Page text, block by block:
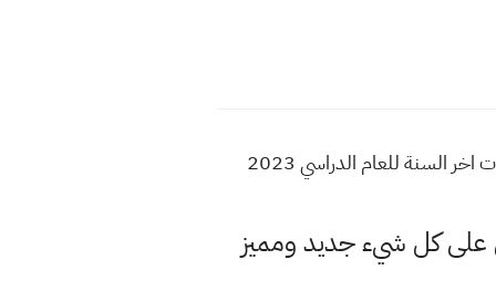
اسئلة واجوبة التاريخ صف الرابع الادبي اخر السنة 2023 اسئلة نهاية السنة ٢٠٢٣ العام اسئلة واجوبة امتحانات اخر السنة للعام الدراسي 2023
كل شيء جديد ومميز